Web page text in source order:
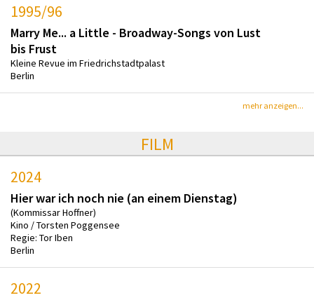
1995/96
Marry Me... a Little - Broadway-Songs von Lust
bis Frust
Kleine Revue im Friedrichstadtpalast
Berlin
mehr anzeigen...
FILM
2024
Hier war ich noch nie (an einem Dienstag)
(Kommissar Hoffner)
Kino / Torsten Poggensee
Regie: Tor Iben
Berlin
2022